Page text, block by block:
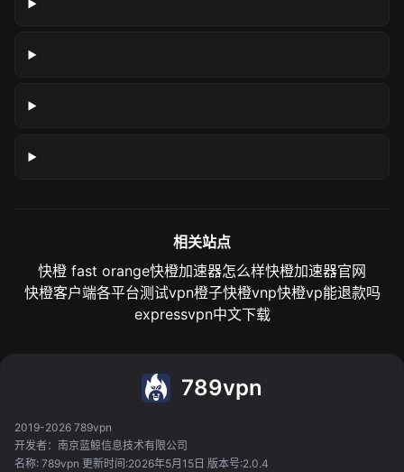
相关站点
快橙 fast orange快橙加速器怎么样快橙加速器官网
快橙客户端各平台测试vpn橙子快橙vnp快橙vp能退款吗
expressvpn中文下载
789vpn
2019-2026 789vpn
开发者：南京蓝鲸信息技术有限公司
名称: 789vpn 更新时间:2026年5月15日 版本号:2.0.4